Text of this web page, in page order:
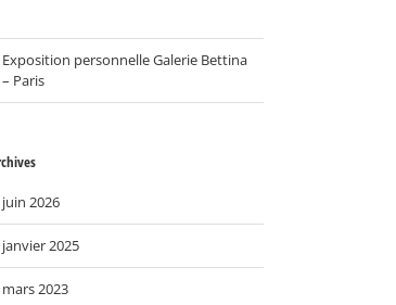
Exposition personnelle Galerie Bettina
– Paris
juin 2026
janvier 2025
mars 2023